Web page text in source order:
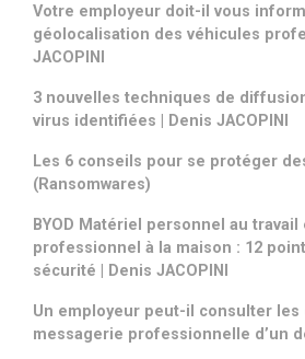
Votre employeur doit-il vous
géolocalisation des véhicules
JACOPINI
3 nouvelles techniques de
virus identifiées | Denis JACOPINI
Les 6 conseils pour se protéger
(Ransomwares)
BYOD Matériel personnel au travail
professionnel à la maison : 12
sécurité | Denis JACOPINI
Un employeur peut-il consulter les
messagerie professionnelle d’un